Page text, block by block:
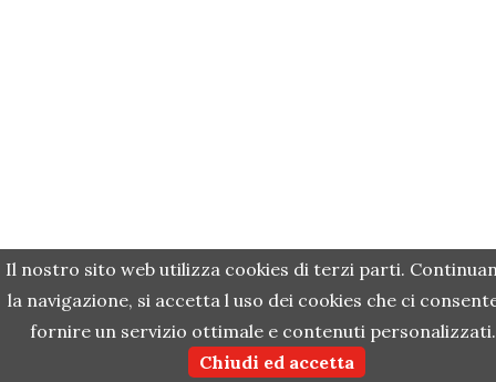
Il nostro sito web utilizza cookies di terzi parti.
la navigazione, si accetta l uso dei cookies che ci
fornire un servizio ottimale e contenuti personalizzati.
Chiudi ed accetta